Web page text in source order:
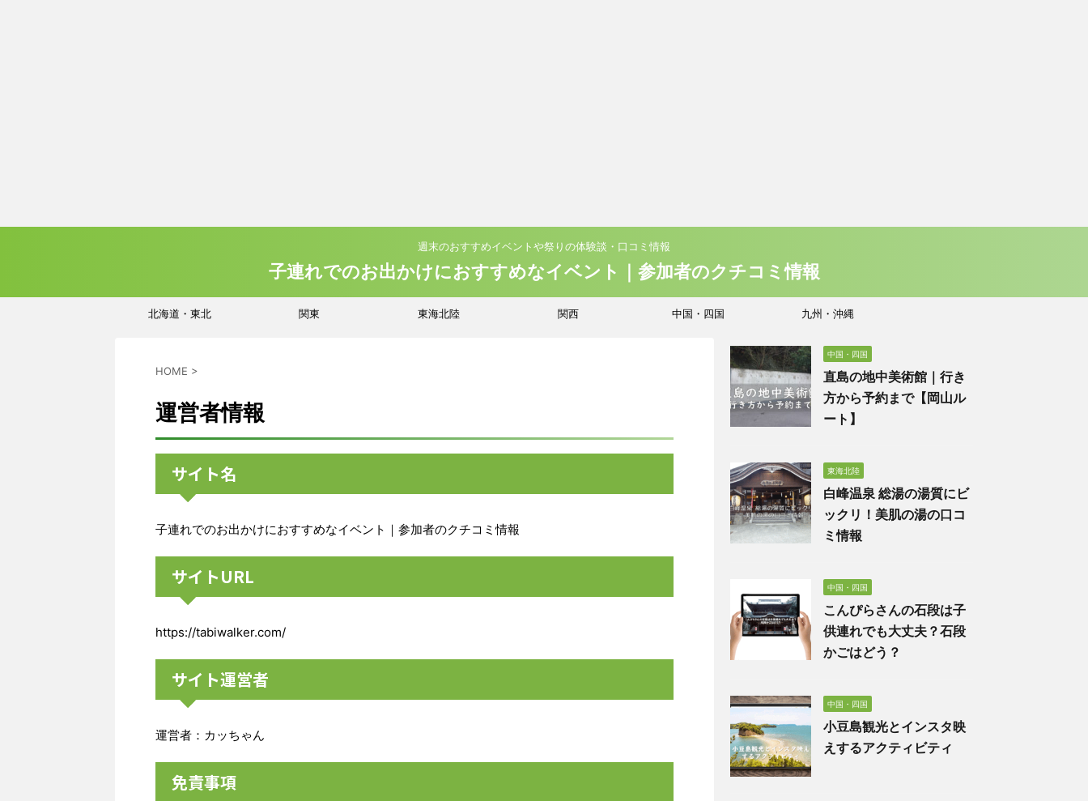
週末のおすすめイベントや祭りの体験談・口コミ情報
子連れでのお出かけにおすすめなイベント｜参加者のクチコミ情報
北海道・東北 関東 東海北陸 関西 中国・四国 九州・沖縄
HOME >
運営者情報
サイト名
子連れでのお出かけにおすすめなイベント｜参加者のクチコミ情報
サイトURL
https://tabiwalker.com/
サイト運営者
運営者：カッちゃん
免責事項
中国・四国
直島の地中美術館｜行き
方から予約まで【岡山ル
ート】
東海北陸
白峰温泉 総湯の湯質にビ
ックリ！美肌の湯の口コ
ミ情報
中国・四国
こんぴらさんの石段は子
供連れでも大丈夫？石段
かごはどう？
中国・四国
小豆島観光とインスタ映
えするアクティビティ